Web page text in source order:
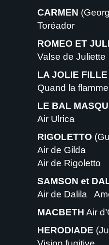
CARMEN
Toréador
ROMEO ET
Valse de Juliette
LA JOLIE
Quand la
LE BAL
Air Ulrica
RIGOLETTO
Air de Gilda
Air de Rigoletto
SAMSON et
Air de Dalila
MACBETH Air
HERODIADE